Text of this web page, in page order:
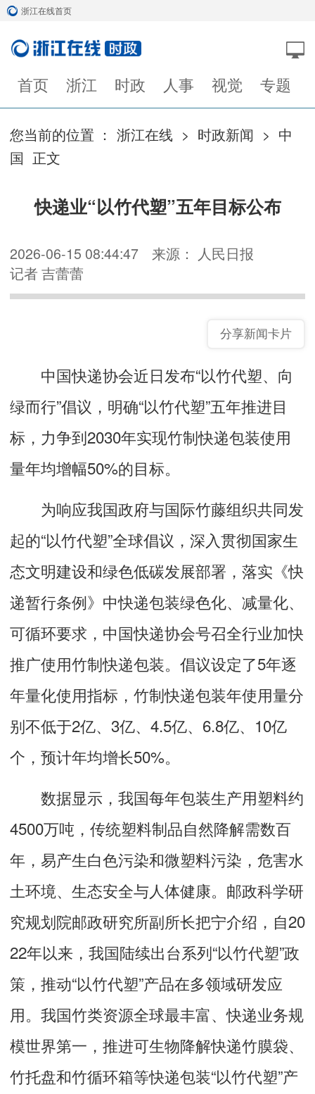
浙江在线首页
首页 浙江 时政 人事 视觉 专题
您当前的位置 ： 浙江在线 > 时政新闻 > 中
国 正文
快递业“以竹代塑”五年目标公布
2026-06-15 08:44:47
来源： 人民日报
记者 吉蕾蕾
分享新闻卡片
中国快递协会近日发布“以竹代塑、向
绿而行”倡议，明确“以竹代塑”五年推进目
标，力争到2030年实现竹制快递包装使用
量年均增幅50%的目标。
为响应我国政府与国际竹藤组织共同发
起的“以竹代塑”全球倡议，深入贯彻国家生
态文明建设和绿色低碳发展部署，落实《快
递暂行条例》中快递包装绿色化、减量化、
可循环要求，中国快递协会号召全行业加快
推广使用竹制快递包装。倡议设定了5年逐
年量化使用指标，竹制快递包装年使用量分
别不低于2亿、3亿、4.5亿、6.8亿、10亿
个，预计年均增长50%。
数据显示，我国每年包装生产用塑料约
4500万吨，传统塑料制品自然降解需数百
年，易产生白色污染和微塑料污染，危害水
土环境、生态安全与人体健康。邮政科学研
究规划院邮政研究所副所长把宁介绍，自20
22年以来，我国陆续出台系列“以竹代塑”政
策，推动“以竹代塑”产品在多领域研发应
用。我国竹类资源全球最丰富、快递业务规
模世界第一，推进可生物降解快递竹膜袋、
竹托盘和竹循环箱等快递包装“以竹代塑”产